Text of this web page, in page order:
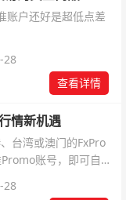
账户还好是超低点差
28
查看详情
情新机遇
台湾或澳门的FxPro
账号，即可自动
28